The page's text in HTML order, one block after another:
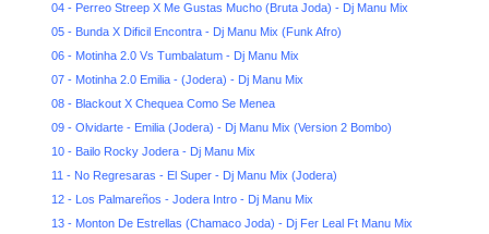
04 - Perreo Streep X Me Gustas Mucho (Bruta Joda) - Dj Manu Mix
05 - Bunda X Dificil Encontra - Dj Manu Mix (Funk Afro)
06 - Motinha 2.0 Vs Tumbalatum - Dj Manu Mix
07 - Motinha 2.0 Emilia - (Jodera) - Dj Manu Mix
08 - Blackout X Chequea Como Se Menea
09 - Olvidarte - Emilia (Jodera) - Dj Manu Mix (Version 2 Bombo)
10 - Bailo Rocky Jodera - Dj Manu Mix
11 - No Regresaras - El Super - Dj Manu Mix (Jodera)
12 - Los Palmareños - Jodera Intro - Dj Manu Mix
13 - Monton De Estrellas (Chamaco Joda) - Dj Fer Leal Ft Manu Mix